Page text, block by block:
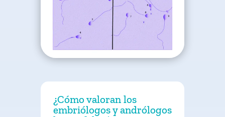
¿Cómo valoran los
embriólogos y andrólogos